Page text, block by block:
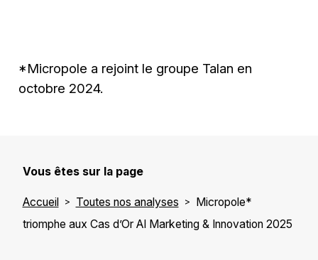
*Micropole a rejoint le groupe Talan en
octobre 2024.
Vous êtes sur la page
Accueil Toutes nos analyses
Micropole*
triomphe aux Cas d’Or AI Marketing & Innovation 2025